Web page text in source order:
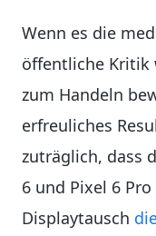
Wenn es die
öffentliche Kritik
zum Handeln
erfreuliches
zuträglich, dass
6 und Pixel 6
Displaytausch